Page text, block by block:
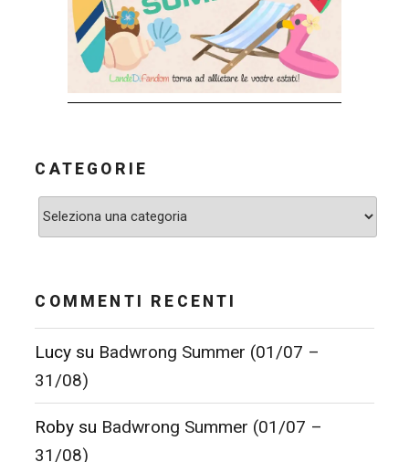
CATEGORIE
Categorie
COMMENTI RECENTI
Lucy su Badwrong Summer (01/07 –
31/08)
Roby su Badwrong Summer (01/07 –
31/08)